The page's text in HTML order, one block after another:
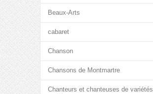
Beaux-Arts
cabaret
Chanson
Chansons de Montmartre
Chanteurs et chanteuses de variétés